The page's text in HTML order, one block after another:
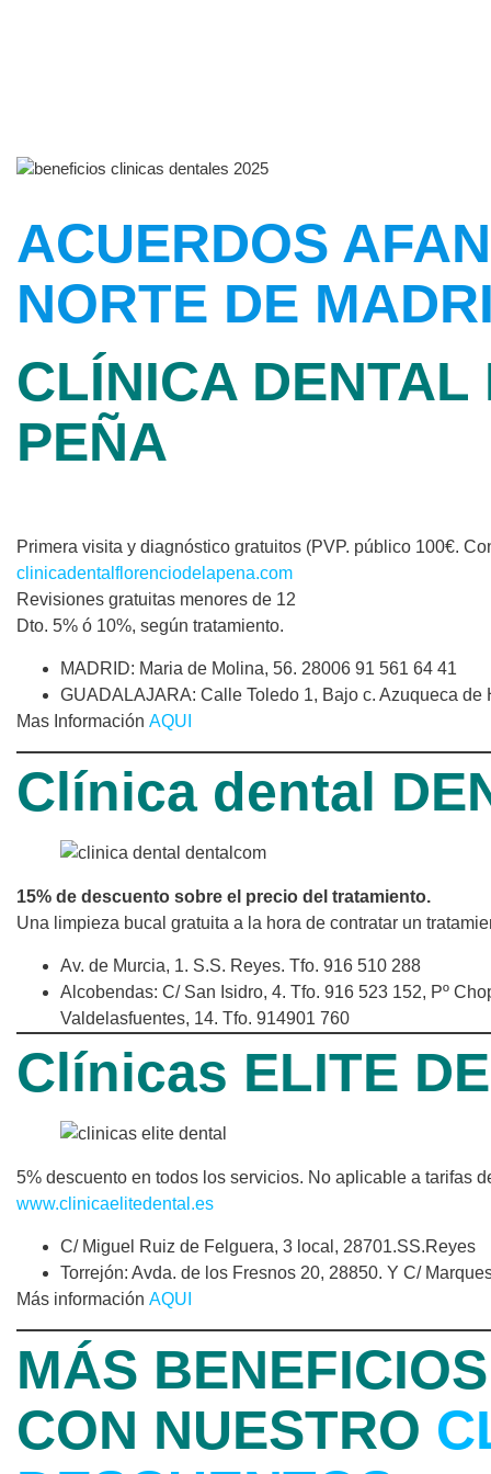
ACUERDOS
NORTE DE
CLÍNICA DENTAL
PEÑA
Primera visita y diagnóstico gratuitos (PVP. público 100€.
clinicadentalflorenciodelapena.com
Revisiones gratuitas menores de 12
Dto. 5% ó 10%, según tratamiento.
MADRID: Maria de Molina, 56. 28006 91 561 64 41
GUADALAJARA: Calle Toledo 1, Bajo c. Azuqueca de
Mas Información AQUI
Clínica dental
15% de descuento sobre el precio del tratamiento.
Una limpieza bucal gratuita a la hora de contratar un
Av. de Murcia, 1. S.S. Reyes. Tfo. 916 510 288
Alcobendas: C/ San Isidro, 4. Tfo. 916 523 152, Pº
Valdelasfuentes, 14. Tfo. 914901 760
Clínicas ELITE
5% descuento en todos los servicios. No aplicable a tarifas
www.clinicaelitedental.es
C/ Miguel Ruiz de Felguera, 3 local, 28701.SS.Reyes
Torrejón: Avda. de los Fresnos 20, 28850. Y C/
Más información AQUI
MÁS
CON NUESTRO